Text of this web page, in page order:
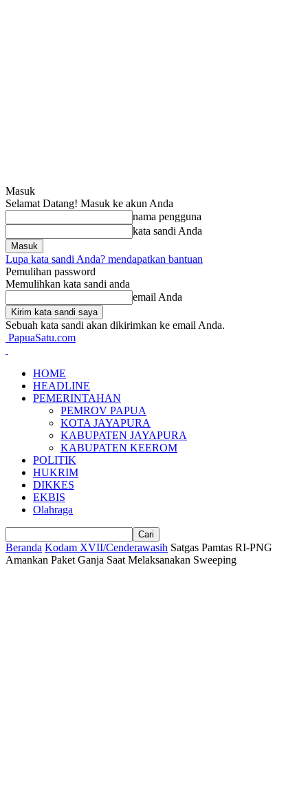
Masuk
Selamat Datang! Masuk ke akun Anda
nama pengguna
kata sandi Anda
Lupa kata sandi Anda? mendapatkan bantuan
Pemulihan password
Memulihkan kata sandi anda
email Anda
Sebuah kata sandi akan dikirimkan ke email Anda.
PapuaSatu.com
HOME
HEADLINE
PEMERINTAHAN
PEMROV PAPUA
KOTA JAYAPURA
KABUPATEN JAYAPURA
KABUPATEN KEEROM
POLITIK
HUKRIM
DIKKES
EKBIS
Olahraga
Beranda Kodam XVII/Cenderawasih Satgas Pamtas RI-PNG
Amankan Paket Ganja Saat Melaksanakan Sweeping